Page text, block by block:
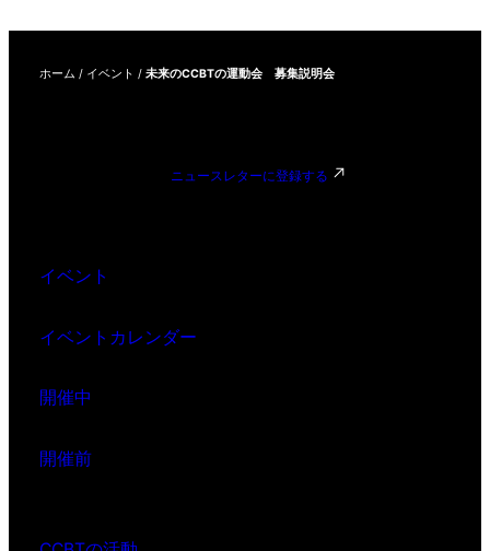
ホーム / イベント / 未来のCCBTの運動会 募集説明会
ニュースレターに登録する
イベント
イベントカレンダー
開催中
開催前